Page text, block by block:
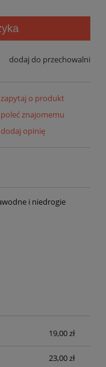
dodaj do przechowalni
zapytaj o produkt
poleć znajomemu
dodaj opinię
i niedrogie
płatności
19,00 zł
23,00 zł